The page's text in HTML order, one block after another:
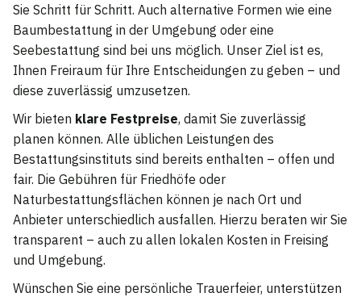
Sie Schritt für Schritt. Auch alternative Formen wie eine
Baumbestattung in der Umgebung oder eine
Seebestattung sind bei uns möglich. Unser Ziel ist es,
Ihnen Freiraum für Ihre Entscheidungen zu geben – und
diese zuverlässig umzusetzen.
Wir bieten klare Festpreise, damit Sie zuverlässig
planen können. Alle üblichen Leistungen des
Bestattungsinstituts sind bereits enthalten – offen und
fair. Die Gebühren für Friedhöfe oder
Naturbestattungsflächen können je nach Ort und
Anbieter unterschiedlich ausfallen. Hierzu beraten wir Sie
transparent – auch zu allen lokalen Kosten in Freising
und Umgebung.
Wünschen Sie eine persönliche Trauerfeier, unterstützen